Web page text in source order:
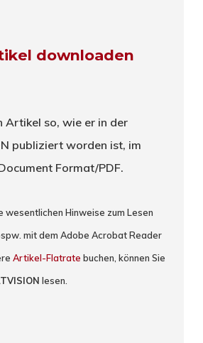
downloaden
Artikel so, wie er in der
publiziert worden ist, im
Format/PDF.
wesentlichen Hinweise zum Lesen
mit dem Adobe Acrobat Reader
Artikel-Flatrate buchen, können Sie
lesen.